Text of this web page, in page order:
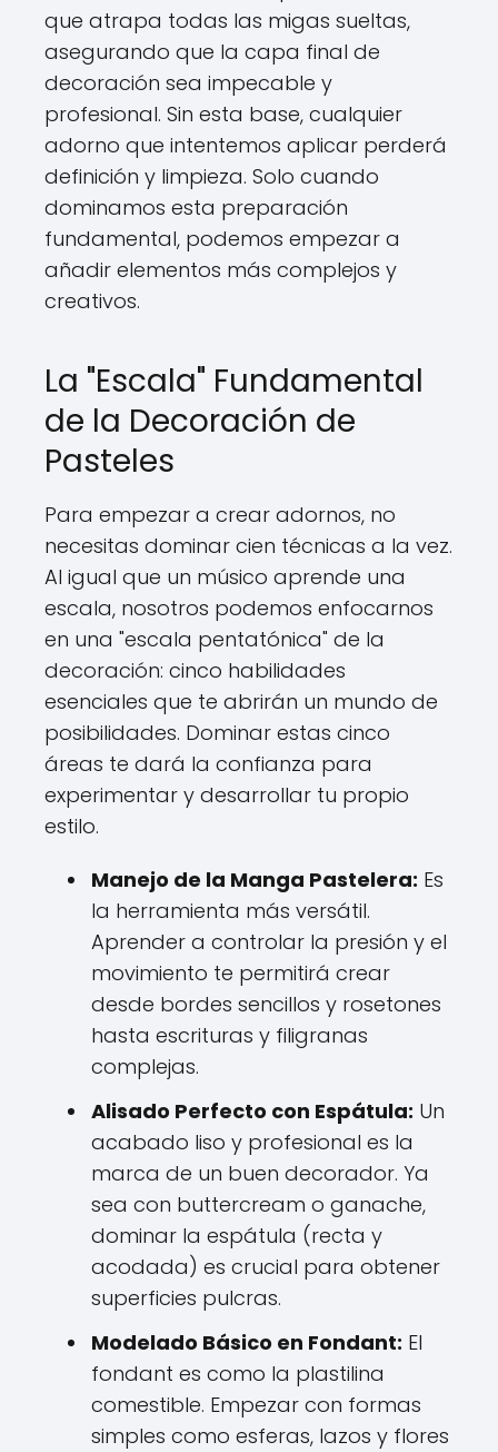
que atrapa todas las migas sueltas,
asegurando que la capa final de
decoración sea impecable y
profesional. Sin esta base, cualquier
adorno que intentemos aplicar perderá
definición y limpieza. Solo cuando
dominamos esta preparación
fundamental, podemos empezar a
añadir elementos más complejos y
creativos.
La "Escala" Fundamental
de la Decoración de
Pasteles
Para empezar a crear adornos, no
necesitas dominar cien técnicas a la vez.
Al igual que un músico aprende una
escala, nosotros podemos enfocarnos
en una "escala pentatónica" de la
decoración: cinco habilidades
esenciales que te abrirán un mundo de
posibilidades. Dominar estas cinco
áreas te dará la confianza para
experimentar y desarrollar tu propio
estilo.
Manejo de la Manga Pastelera: Es
la herramienta más versátil.
Aprender a controlar la presión y el
movimiento te permitirá crear
desde bordes sencillos y rosetones
hasta escrituras y filigranas
complejas.
Alisado Perfecto con Espátula: Un
acabado liso y profesional es la
marca de un buen decorador. Ya
sea con buttercream o ganache,
dominar la espátula (recta y
acodada) es crucial para obtener
superficies pulcras.
Modelado Básico en Fondant: El
fondant es como la plastilina
comestible. Empezar con formas
simples como esferas, lazos y flores